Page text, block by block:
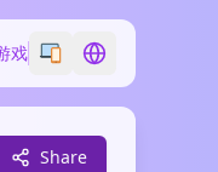
戏 Switch emoji style
Switch language
Share